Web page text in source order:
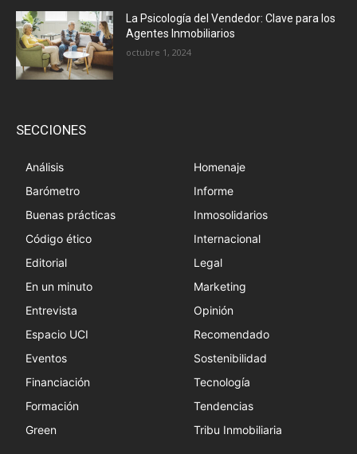
La Psicología del Vendedor: Clave para los
Agentes Inmobiliarios
octubre 1, 2024
SECCIONES
Análisis
Barómetro
Buenas prácticas
Código ético
Editorial
En un minuto
Entrevista
Espacio UCI
Eventos
Financiación
Formación
Green
Homenaje
Informe
Inmosolidarios
Internacional
Legal
Marketing
Opinión
Recomendado
Sostenibilidad
Tecnología
Tendencias
Tribu Inmobiliaria